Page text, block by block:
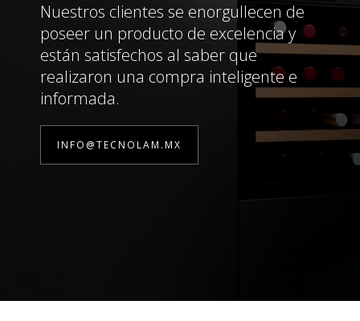
Nuestros clientes se enorgullecen de
poseer un producto de excelencia y
están satisfechos al saber que
realizaron una compra inteligente e
informada.
INFO@TECNOLAM.MX